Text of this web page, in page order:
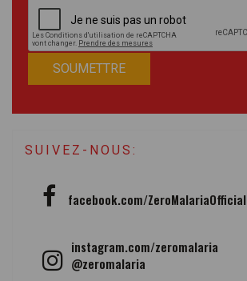
SOUMETTRE
SUIVEZ-NOUS:
facebook.com/ZeroMalariaOfficial
instagram.com/zeromalaria
@zeromalaria